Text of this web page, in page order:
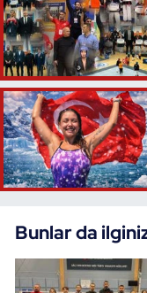
Bunlar da
Sualtı Sporları
Tekvando
Tenis
Triatlon
Voleybol
Vücut
Wushu Kungfu